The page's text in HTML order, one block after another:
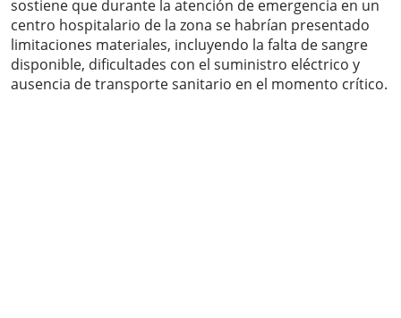
sostiene que durante la atención de emergencia en un
centro hospitalario de la zona se habrían presentado
limitaciones materiales, incluyendo la falta de sangre
disponible, dificultades con el suministro eléctrico y
ausencia de transporte sanitario en el momento crítico.